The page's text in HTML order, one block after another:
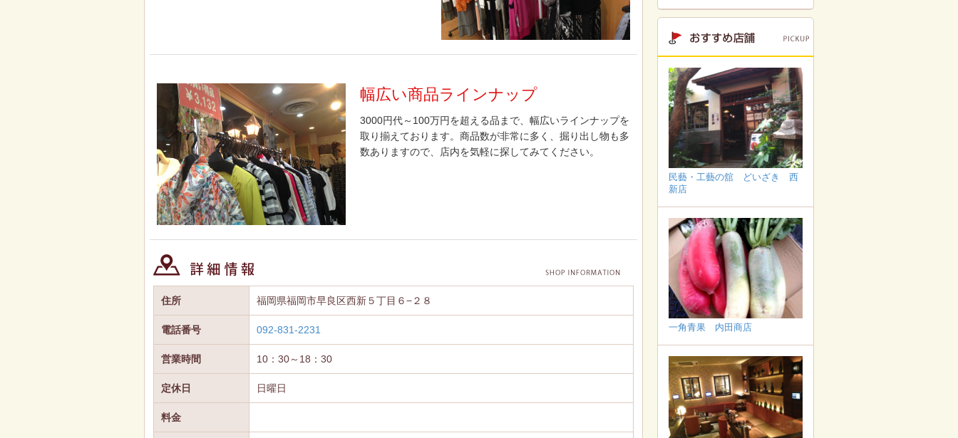
幅広い商品ラインナップ
3000円代～100万円を超える品まで、幅広いラインナップを
取り揃えております。商品数が非常に多く、掘り出し物も多
数ありますので、店内を気軽に探してみてください。
住所 福岡県福岡市早良区西新５丁目６−２８
電話番号 092-831-2231
営業時間 10：30～18：30
定休日 日曜日
料金
民藝・工藝の舘 どいざき 西
新店
一角青果 内田商店